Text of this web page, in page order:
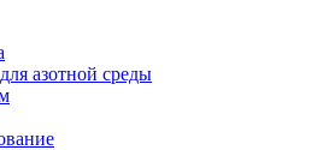
азотной среды